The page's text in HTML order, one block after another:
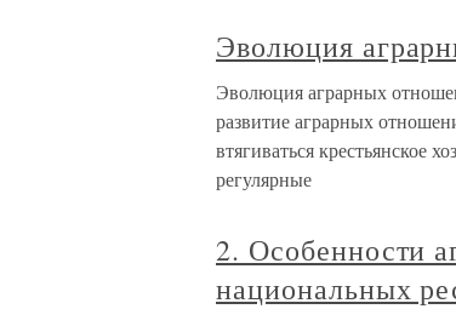
Эволюция
Эволюция аграрных
развитие аграрных
втягиваться крестьянское
регулярные
2. Особенности
национальных